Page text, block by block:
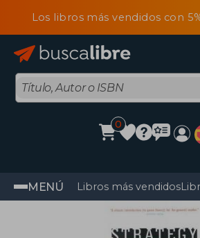
Los libros más vendidos con
0
MENÚ Libros más vendidos